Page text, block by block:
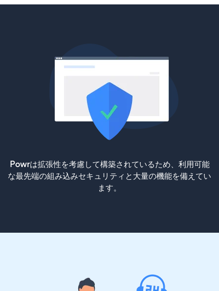
Powrは拡張性を考慮して構築されているため、利用可能
な最先端の組み込みセキュリティと大量の機能を備えてい
ます。